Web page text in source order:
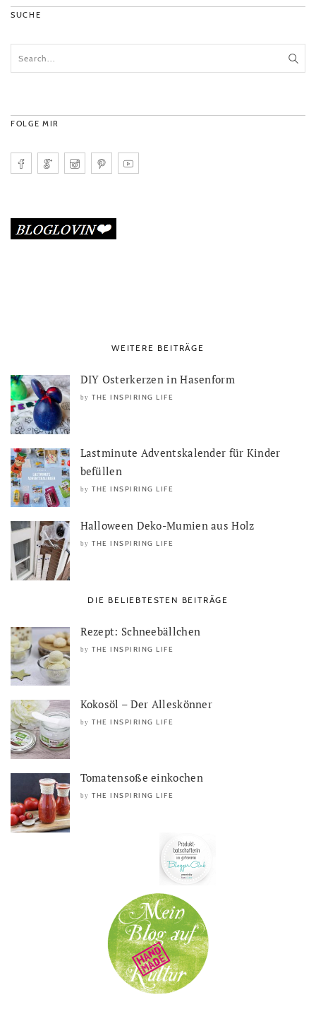
SUCHE
FOLGE MIR
WEITERE BEITRÄGE
DIY Osterkerzen in Hasenform
by THE INSPIRING LIFE
Lastminute Adventskalender für Kinder
befüllen
by THE INSPIRING LIFE
Halloween Deko-Mumien aus Holz
by THE INSPIRING LIFE
DIE BELIEBTESTEN BEITRÄGE
Rezept: Schneebällchen
by THE INSPIRING LIFE
Kokosöl – Der Alleskönner
by THE INSPIRING LIFE
Tomatensoße einkochen
by THE INSPIRING LIFE